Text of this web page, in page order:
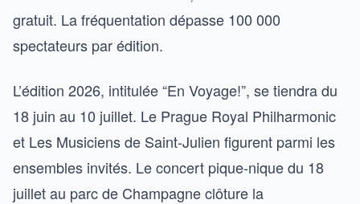
gratuit. La fréquentation dépasse 100 000
spectateurs par édition.
L’édition 2026, intitulée “En Voyage!”, se tiendra du
18 juin au 10 juillet. Le Prague Royal Philharmonic
et Les Musiciens de Saint-Julien figurent parmi les
ensembles invités. Le concert pique-nique du 18
juillet au parc de Champagne clôture la